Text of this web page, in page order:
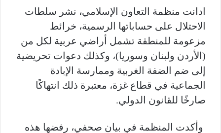
ادانت منظمة التعاون الإسلامي، نشر سلطات
الاحتلال على حساباتها الرسمية، خرائط
مزعومة للمنطقة تشمل أراضي عربية لكل من
(الأردن ولبنان وسوريا)، وكذلك دعوات تحريضية
إلى ضم الضفة الغربية وممارسة الإبادة
الجماعية في قطاع غزة، معتبرة ذلك انتهاكًا
صارخًا للقانون الدولي.
وأكدت المنظمة في بيان صحفي، رفضها هذه